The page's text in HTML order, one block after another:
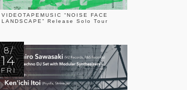
VIDEOTAPEMUSIC “NOISE FACE
LANDSCAPE” Release Solo Tour
8/
14
FRI